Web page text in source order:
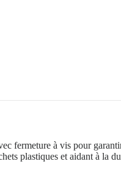
fermeture à vis pour
plastiques et aidant à la